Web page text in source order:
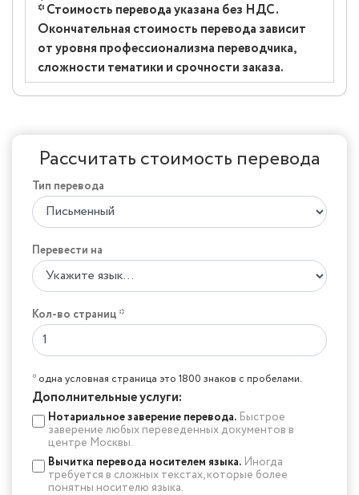
* Стоимость перевода указана без НДС.
Окончательная стоимость перевода зависит
от уровня профессионализма переводчика,
сложности тематики и срочности заказа.
Рассчитать стоимость перевода
Тип перевода
Перевести на
Кол-во страниц *
* одна условная страница это 1800 знаков с пробелами.
Дополнительные услуги:
Нотариальное заверение перевода. Быстрое
заверение любых переведенных документов в
центре Москвы.
Вычитка перевода носителем языка. Иногда
требуется в сложных текстах, которые более
понятны носителю языка.